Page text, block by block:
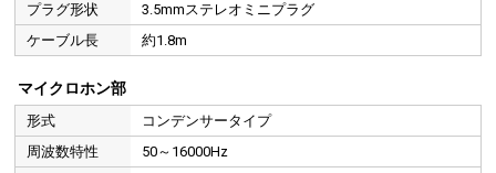
プラグ形状
3.5mmステレオミニプラグ
ケーブル長
約1.8m
マイクロホン部
形式
コンデンサータイプ
周波数特性
50～16000Hz